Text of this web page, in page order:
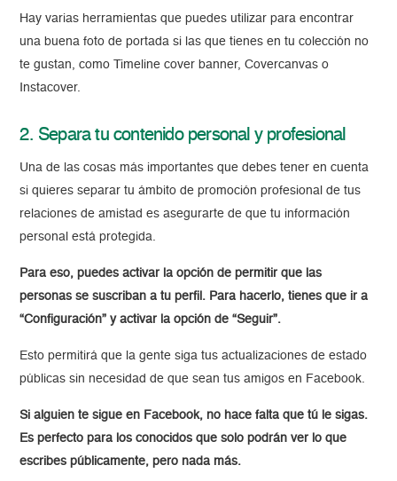
Hay varias herramientas que puedes utilizar para encontrar
una buena foto de portada si las que tienes en tu colección no
te gustan, como Timeline cover banner, Covercanvas o
Instacover.
2. Separa tu contenido personal y profesional
Una de las cosas más importantes que debes tener en cuenta
si quieres separar tu ámbito de promoción profesional de tus
relaciones de amistad es asegurarte de que tu información
personal está protegida.
Para eso, puedes activar la opción de permitir que las
personas se suscriban a tu perfil. Para hacerlo, tienes que ir a
“Configuración” y activar la opción de “Seguir”.
Esto permitirá que la gente siga tus actualizaciones de estado
públicas sin necesidad de que sean tus amigos en Facebook.
Si alguien te sigue en Facebook, no hace falta que tú le sigas.
Es perfecto para los conocidos que solo podrán ver lo que
escribes públicamente, pero nada más.